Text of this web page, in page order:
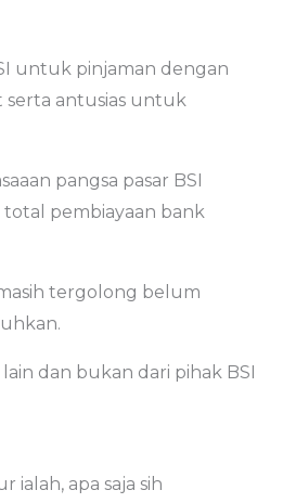
untuk pinjaman dengan
serta antusias untuk
pangsa pasar BSI
pembiayaan bank
tergolong belum
dan bukan dari pihak BSI
apa saja sih